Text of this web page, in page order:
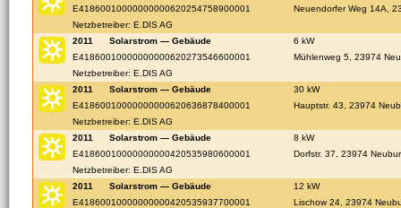
E41860010000000000620254758900001
Neuendorfer Weg 14A,
Netzbetreiber: E.DIS AG
2011
Solarstrom — Gebäude
6 kW
E41860010000000000620273546600001
Mühlenweg 5, 23974
Netzbetreiber: E.DIS AG
2011
Solarstrom — Gebäude
30 kW
E41860010000000000620636878400001
Hauptstr. 43, 23974
Netzbetreiber: E.DIS AG
2011
Solarstrom — Gebäude
8 kW
E41860010000000000420535980600001
Dorfstr. 37, 23974
Netzbetreiber: E.DIS AG
2011
Solarstrom — Gebäude
12 kW
E41860010000000000420535937700001
Lischow 24, 23974